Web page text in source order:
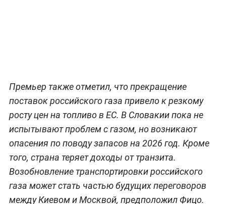
Премьер также отметил, что прекращение
поставок российского газа привело к резкому
росту цен на топливо в ЕС. В Словакии пока не
испытывают проблем с газом, но возникают
опасения по поводу запасов на 2026 год. Кроме
того, страна теряет доходы от транзита.
Возобновление транспортировки российского
газа может стать частью будущих переговоров
между Киевом и Москвой, предположил Фицо.